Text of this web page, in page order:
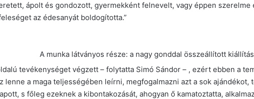
ápolt és gondozott, gyermekként felnevelt, vagy éppen szerelme
az édesanyát boldogította.”
A munka látványos része: a nagy gonddal összeállított
tevékenységet végzett – folytatta Simó Sándor – , ezért ebben a
lenne a maga teljességében leírni, megfogalmazni azt a sok ajándékot,
s főleg ezeknek a kibontakozását, ahogyan ő kamatoztatta,